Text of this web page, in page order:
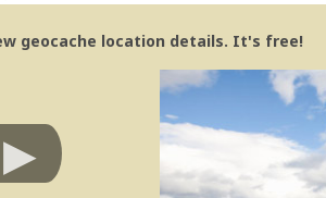
geocache location details. It's free!